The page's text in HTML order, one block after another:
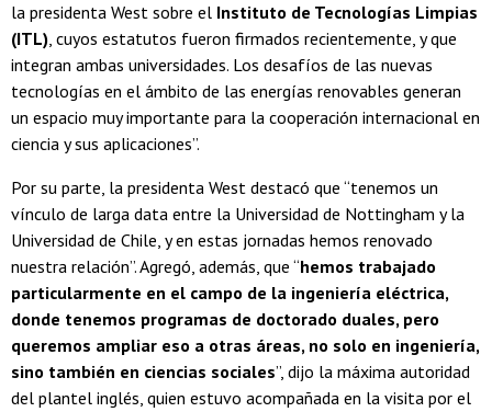
la presidenta West sobre el Instituto de Tecnologías Limpias
(ITL), cuyos estatutos fueron firmados recientemente, y que
integran ambas universidades. Los desafíos de las nuevas
tecnologías en el ámbito de las energías renovables generan
un espacio muy importante para la cooperación internacional en
ciencia y sus aplicaciones”.
Por su parte, la presidenta West destacó que “tenemos un
vínculo de larga data entre la Universidad de Nottingham y la
Universidad de Chile, y en estas jornadas hemos renovado
nuestra relación”. Agregó, además, que “hemos trabajado
particularmente en el campo de la ingeniería eléctrica,
donde tenemos programas de doctorado duales, pero
queremos ampliar eso a otras áreas, no solo en ingeniería,
sino también en ciencias sociales”, dijo la máxima autoridad
del plantel inglés, quien estuvo acompañada en la visita por el